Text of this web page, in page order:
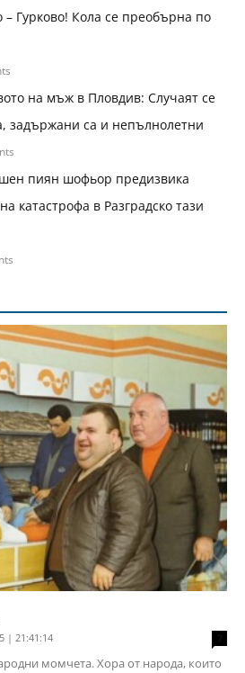
– Гурково! Кола се преобърна по
на мъж в Пловдив: Случаят се
задържани са и непълнолетни
пиян шофьор предизвика
катастрофа в Разградско тази
| 21:41:14
момчета. Хора от народа, които